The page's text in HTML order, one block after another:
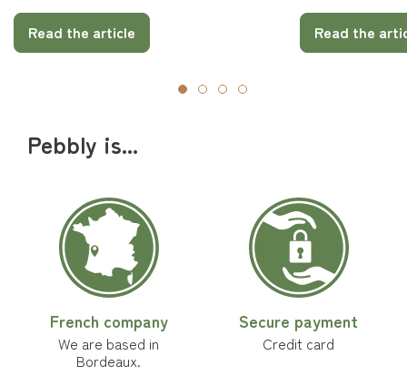
Read the article Read the
Pebbly is...
French company
We are based in
Bordeaux.
Secure payment
Credit card